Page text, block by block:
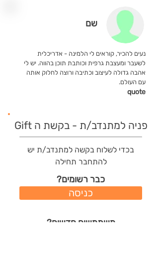
שם
נעים להכיר, קוראים לי הלמינה - אדריכלית
לשעבר ומעצבת גרפית וכותבת תוכן בהווה. יש לי
אהבה גדולה לעיצוב וכתיבה ורוצה לחלוק אותה
עם העולם.
quote
פניה למתנדב/ת - בקשת ה Gift
בכדי לשלוח בקשה למתנדב/ת יש
להתחבר תחילה
כבר רשומים?
כניסה
משתמשים חדשים?